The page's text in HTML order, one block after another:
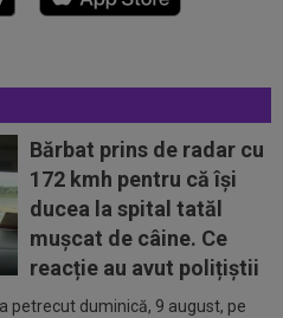
Bărbat prins de radar cu
172 kmh pentru că își
ducea la spital tatăl
muşcat de câine. Ce
reacție au avut polițiștii
petrecut duminică, 9 august, pe
după ce Ioan Varga a
45 de minute! OUT la
la pauza meciului
albaștri” care...
i-a stabilit un preț ”de
”mai bun decât